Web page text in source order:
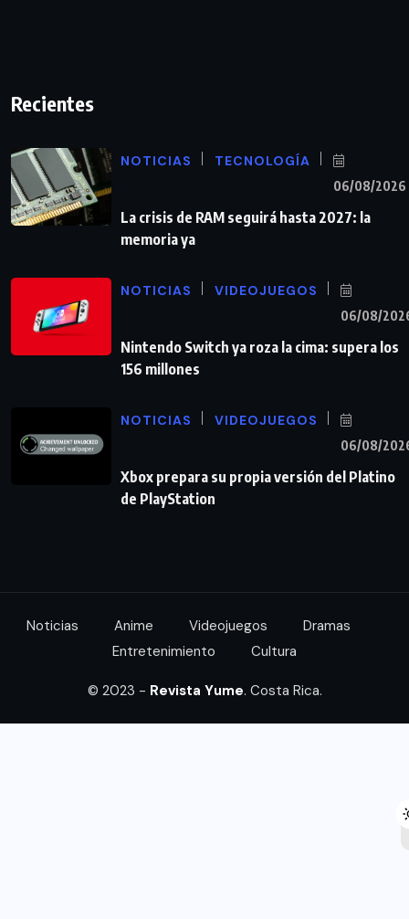
Recientes
NOTICIAS TECNOLOGÍA
06/08/2026
La crisis de RAM seguirá hasta 2027: la
memoria ya
NOTICIAS VIDEOJUEGOS
06/08/
Nintendo Switch ya roza la cima: supera los
156 millones
NOTICIAS VIDEOJUEGOS
06/08/
Xbox prepara su propia versión del Platino
de PlayStation
Noticias Anime Videojuegos
Dramas
Entretenimiento
Cultura
© 2023 - Revista Yume. Costa Rica.